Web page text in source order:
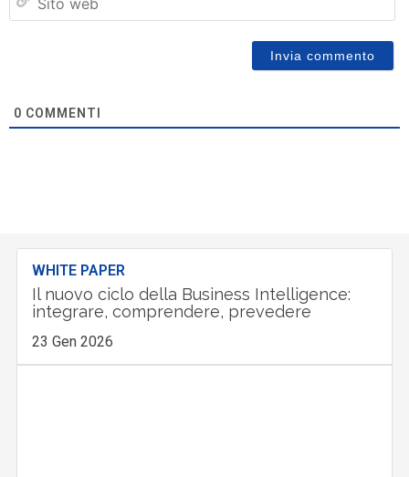
0 COMMENTI
WHITE PAPER
Il nuovo ciclo della Business Intelligence:
integrare, comprendere, prevedere
23 Gen 2026